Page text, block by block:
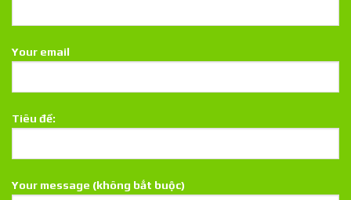
Your email
Tiêu đề:
Your message (không bắt buộc)